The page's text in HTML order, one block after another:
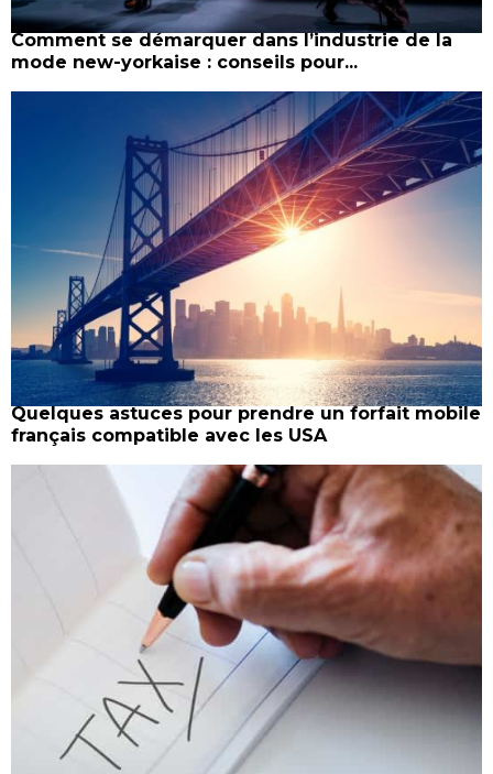
Comment se démarquer dans l’industrie de la
mode new-yorkaise : conseils pour...
Quelques astuces pour prendre un forfait mobile
français compatible avec les USA